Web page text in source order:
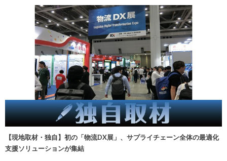
【現地取材・独自】初の「物流DX展」、サプライチェーン全体の最適化
支援ソリューションが集結